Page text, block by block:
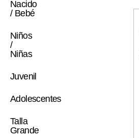
Nacido
/ Bebé
Niños
/
Niñas
Juvenil
Adolescentes
Talla
Grande